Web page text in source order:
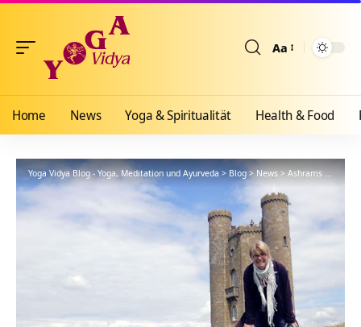
Aa
Home News Yoga & Spiritualität Health & Food
Yoga Vidya Blog - Yoga, Meditation und Ayurveda>Blog>News>Ashrams> Bad